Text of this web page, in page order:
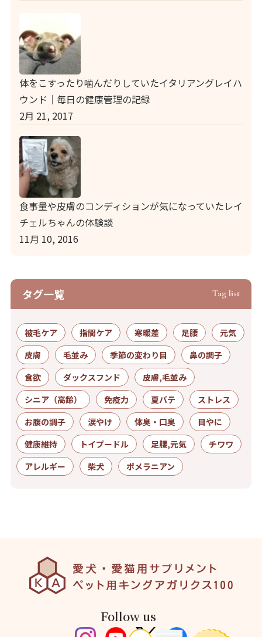
体をこすったり噛んだりしていたイタリアングレイハ
ウンド｜毎日の健康管理の記録
2月 21, 2017
食事量や皮膚のコンディションが気になっていたレイ
チェルちゃんの体験談
11月 10, 2016
タグ⼀覧 Tag list
被毛ケア 指間ケア 寒暖差 足腰
元気
皮膚
毛並み 季節の変わり目
鼻の調子
食欲
ダックスフンド
皮膚,毛並み
シニア（高齢）
免疫力 夏バテ
ストレス
お腹の調子
涙やけ 体臭・口臭
目やに
健康維持
トイプードル 足腰,元気
チワワ
アレルギー
柴犬 ポメラニアン
Follow us